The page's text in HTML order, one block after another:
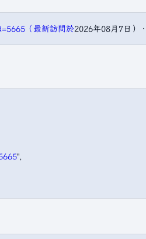
（最新訪問於2026年08月7日）．
",